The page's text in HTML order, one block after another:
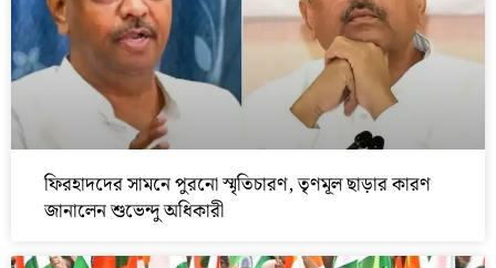
ফিরহাদদের সামনে পুরনো স্মৃতিচারণ, তৃণমূল ছাড়ার কারণ
জানালেন শুভেন্দু অধিকারী